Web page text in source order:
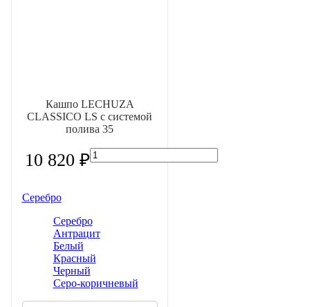
Кашпо LECHUZA
CLASSICO LS с системой
полива 35
10 820 ₽
Серебро
Серебро
Антрацит
Белый
Красный
Черный
Серо-коричневый